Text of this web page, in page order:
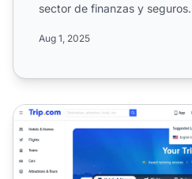
sector de finanzas y
Aug 1, 2025
Programa de afiliados de